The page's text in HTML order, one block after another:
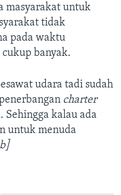
masyarakat untuk
tidak
pada waktu
banyak.
udara tadi sudah
charter
Sehingga kalau ada
untuk menuda